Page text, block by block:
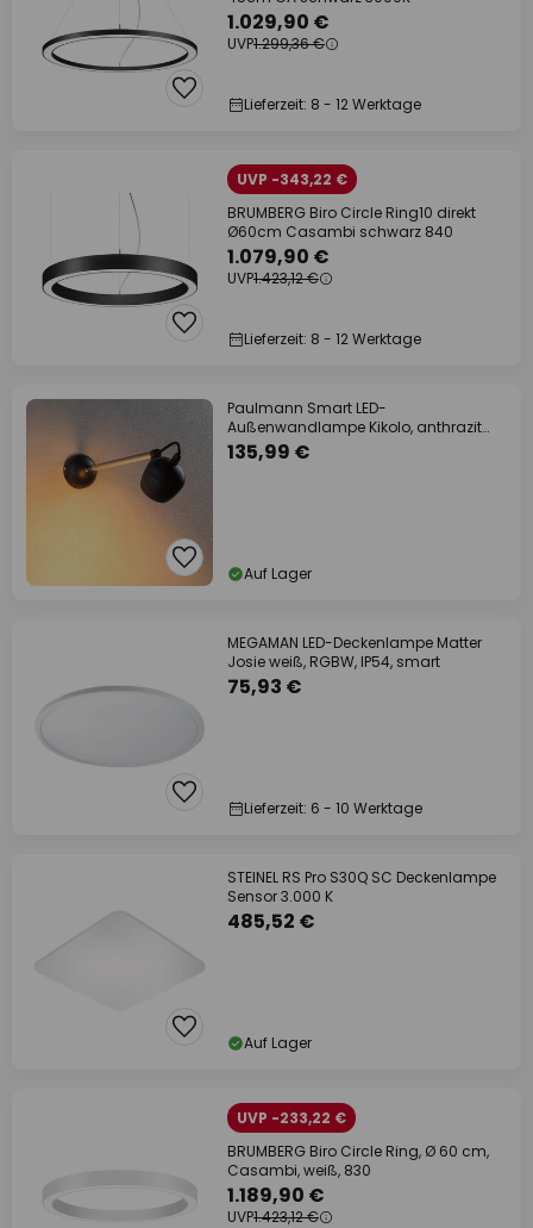
1.029,90 €
UVP1.299,36 €
Lieferzeit: 8 - 12 Werktage
UVP -343,22 €
BRUMBERG Biro Circle Ring10 direkt
Ø60cm Casambi schwarz 840
1.079,90 €
UVP1.423,12 €
Lieferzeit: 8 - 12 Werktage
Paulmann Smart LED-
Außenwandlampe Kikolo, anthrazit
CCT IP65
135,99 €
Auf Lager
MEGAMAN LED-Deckenlampe Matter
Josie weiß, RGBW, IP54, smart
75,93 €
Lieferzeit: 6 - 10 Werktage
STEINEL RS Pro S30Q SC Deckenlampe
Sensor 3.000 K
485,52 €
Auf Lager
UVP -233,22 €
BRUMBERG Biro Circle Ring, Ø 60 cm,
Casambi, weiß, 830
1.189,90 €
UVP1.423,12 €